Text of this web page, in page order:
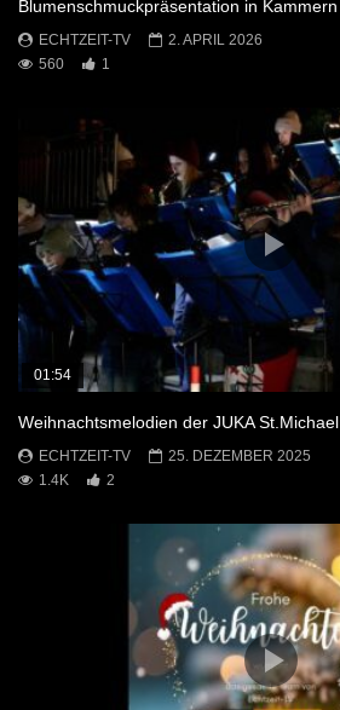
Blumenschmuckpräsentation in Kammern
ECHTZEIT-TV
2. APRIL 2026
560
1
01:54
Weihnachtsmelodien der JUKA St.Michael
ECHTZEIT-TV
25. DEZEMBER 2025
1.4K
2